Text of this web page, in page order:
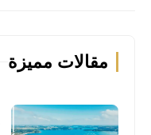
مقالات مميزة